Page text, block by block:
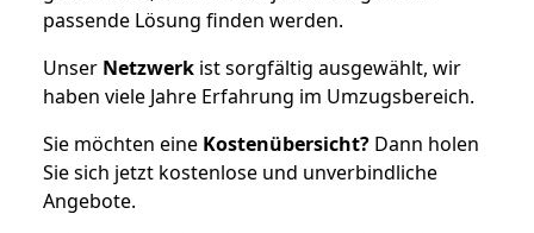
passende Lösung finden werden.
Unser Netzwerk ist sorgfältig ausgewählt, wir
haben viele Jahre Erfahrung im Umzugsbereich.
Sie möchten eine Kostenübersicht? Dann holen
Sie sich jetzt kostenlose und unverbindliche
Angebote.